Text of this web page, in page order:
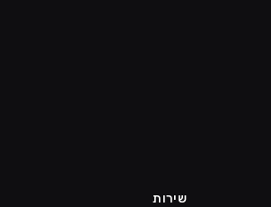
שירות